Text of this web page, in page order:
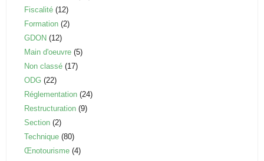
Fiscalité (12)
Formation (2)
GDON (12)
Main d'oeuvre (5)
Non classé (17)
ODG (22)
Réglementation (24)
Restructuration (9)
Section (2)
Technique (80)
Œnotourisme (4)